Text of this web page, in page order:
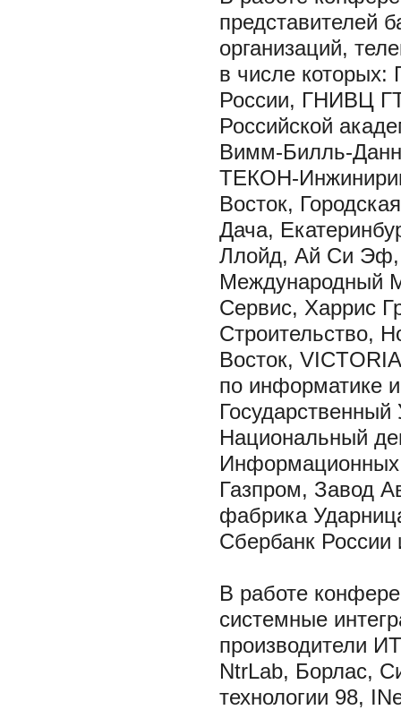
представителей
организаций,
в числе
России, ГНИВЦ
Российской
Вимм-Билль-
ТЕКОН-
Восток,
Дача,
Ллойд, Ай Си Эф,
Международный
Сервис, Харрис
Строительство,
Восток,
по информатике
Национальный
Информационных
Газпром, Завод
фабрика
Сбербанк России
В работе
системные
производители
NtrLab, Борлас,
технологии 98,